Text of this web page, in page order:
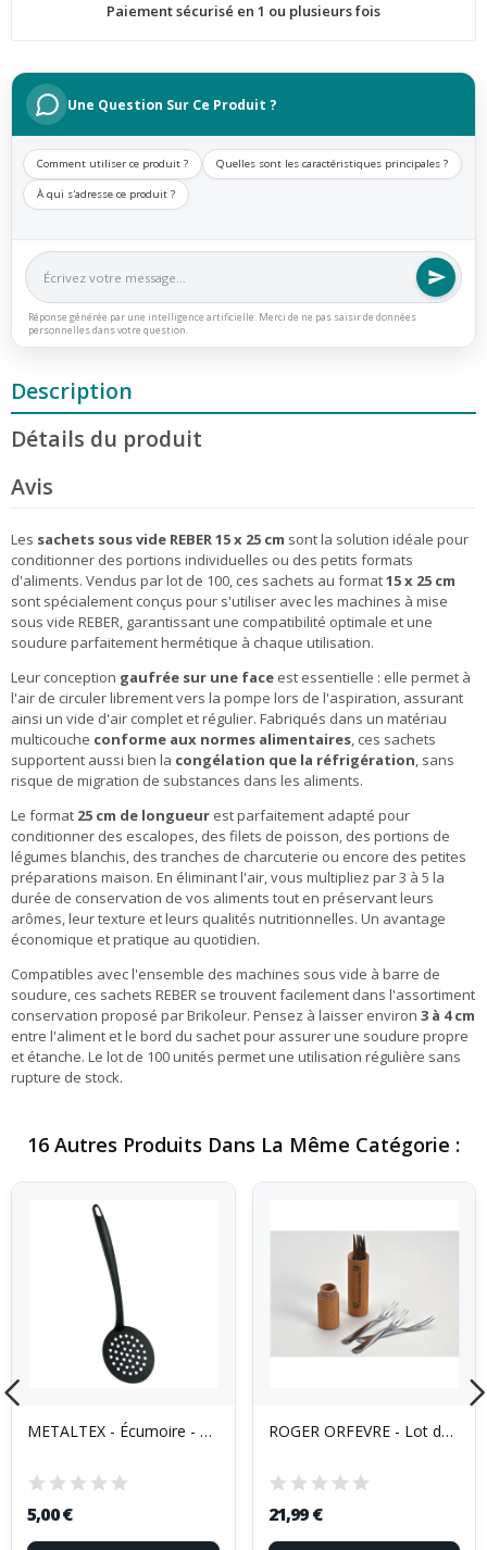
Paiement sécurisé en 1 ou plusieurs fois
Une Question Sur Ce Produit ?
Comment utiliser ce produit ? Quelles sont les caractéristiques principales ?
À qui s'adresse ce produit ?
Réponse générée par une intelligence artificielle. Merci de ne pas saisir de données
personnelles dans votre question.
Description
Détails du produit
Avis
Les sachets sous vide REBER 15 x 25 cm sont la solution idéale pour
conditionner des portions individuelles ou des petits formats
d'aliments. Vendus par lot de 100, ces sachets au format15 x 25 cm
sont spécialement conçus pour s'utiliser avec les machines à mise
sous vide REBER, garantissant une compatibilité optimale et une
soudure parfaitement hermétique à chaque utilisation.
Leur conception gaufrée sur une face est essentielle : elle permet à
l'air de circuler librement vers la pompe lors de l'aspiration, assurant
ainsi un vide d'air complet et régulier. Fabriqués dans un matériau
multicouche conforme aux normes alimentaires, ces sachets
supportent aussi bien la congélation que la réfrigération, sans
risque de migration de substances dans les aliments.
Le format 25 cm de longueur est parfaitement adapté pour
conditionner des escalopes, des filets de poisson, des portions de
légumes blanchis, des tranches de charcuterie ou encore des petites
préparations maison. En éliminant l'air, vous multipliez par 3 à 5 la
durée de conservation de vos aliments tout en préservant leurs
arômes, leur texture et leurs qualités nutritionnelles. Un avantage
économique et pratique au quotidien.
Compatibles avec l'ensemble des machines sous vide à barre de
soudure, ces sachets REBER se trouvent facilement dans l'assortiment
conservation proposé par Brikoleur. Pensez à laisser environ 3 à 4 cm
entre l'aliment et le bord du sachet pour assurer une soudure propre
et étanche. Le lot de 100 unités permet une utilisation régulière sans
rupture de stock.
16 Autres Produits Dans La Même Catégorie :
METALTEX - Écumoire - Dyna
5,00 €
ROGER ORFEVRE - Lot de 6 fourchettes à escargot...
21,99 €